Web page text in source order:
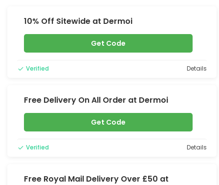
10% Off Sitewide at Dermoi
Get Code
Verified Details
Free Delivery On All Order at Dermoi
Get Code
Verified Details
Free Royal Mail Delivery Over £50 at